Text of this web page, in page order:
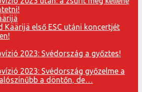
Käärijä első ESC utáni koncertjét
2023: Svédország a győztes!
2023: Svédország győzelme a
a döntőn, de…